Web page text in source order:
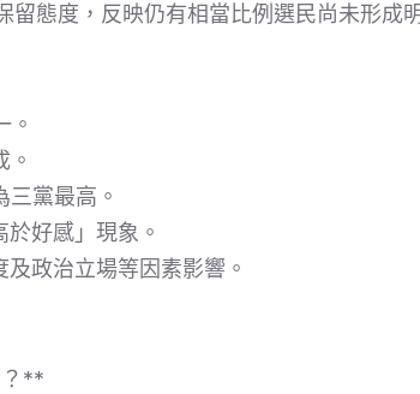
態度，反映仍有相當比例選民尚未形成
。
黨最高。
好感」現象。
政治立場等因素影響。
**